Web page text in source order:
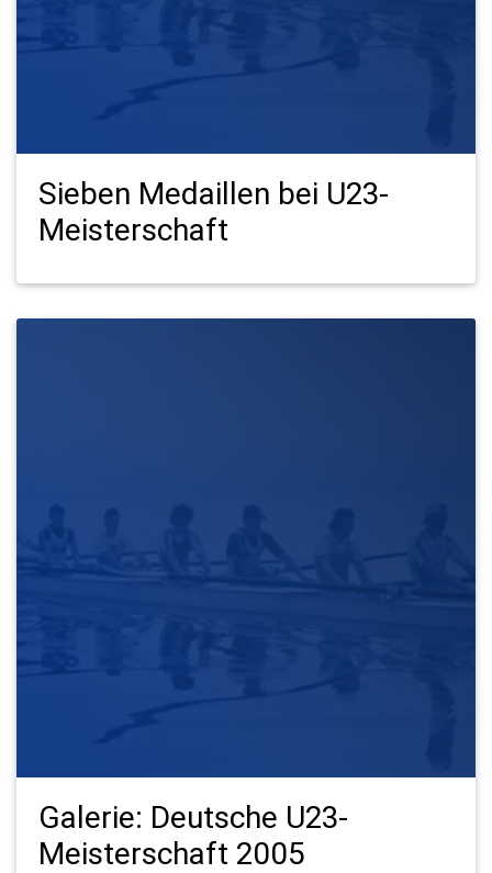
Sieben Medaillen bei U23-
Meisterschaft
Galerie: Deutsche U23-
Meisterschaft 2005